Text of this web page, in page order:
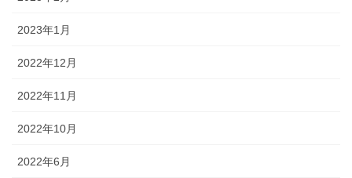
2023年1月
2022年12月
2022年11月
2022年10月
2022年6月